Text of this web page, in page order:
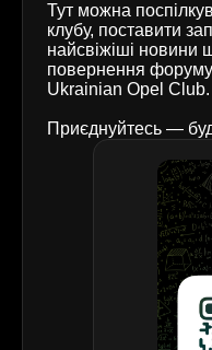
Тут можна
клубу, поставити
найсвіжіші новини
повернення
Ukrainian Opel Club.
Приєднуйтесь —